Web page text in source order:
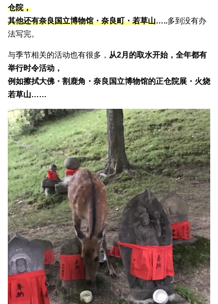
仓院，
其他还有奈良国立博物馆・奈良町・若草山…..多到没有办
法写完。
与季节相关的活动也有很多， 从2月的取水开始，全年都有
举行时令活动，
例如擦拭大佛・割鹿角・奈良国立博物馆的正仓院展・火烧
若草山……